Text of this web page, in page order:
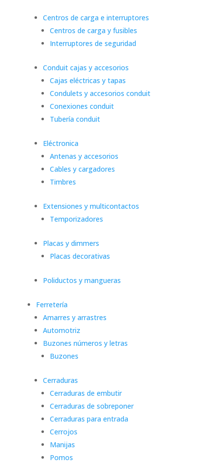
Centros de carga e interruptores
Centros de carga y fusibles
Interruptores de seguridad
Conduit cajas y accesorios
Cajas eléctricas y tapas
Condulets y accesorios conduit
Conexiones conduit
Tubería conduit
Eléctronica
Antenas y accesorios
Cables y cargadores
Timbres
Extensiones y multicontactos
Temporizadores
Placas y dimmers
Placas decorativas
Poliductos y mangueras
Ferretería
Amarres y arrastres
Automotriz
Buzones números y letras
Buzones
Cerraduras
Cerraduras de embutir
Cerraduras de sobreponer
Cerraduras para entrada
Cerrojos
Manijas
Pomos